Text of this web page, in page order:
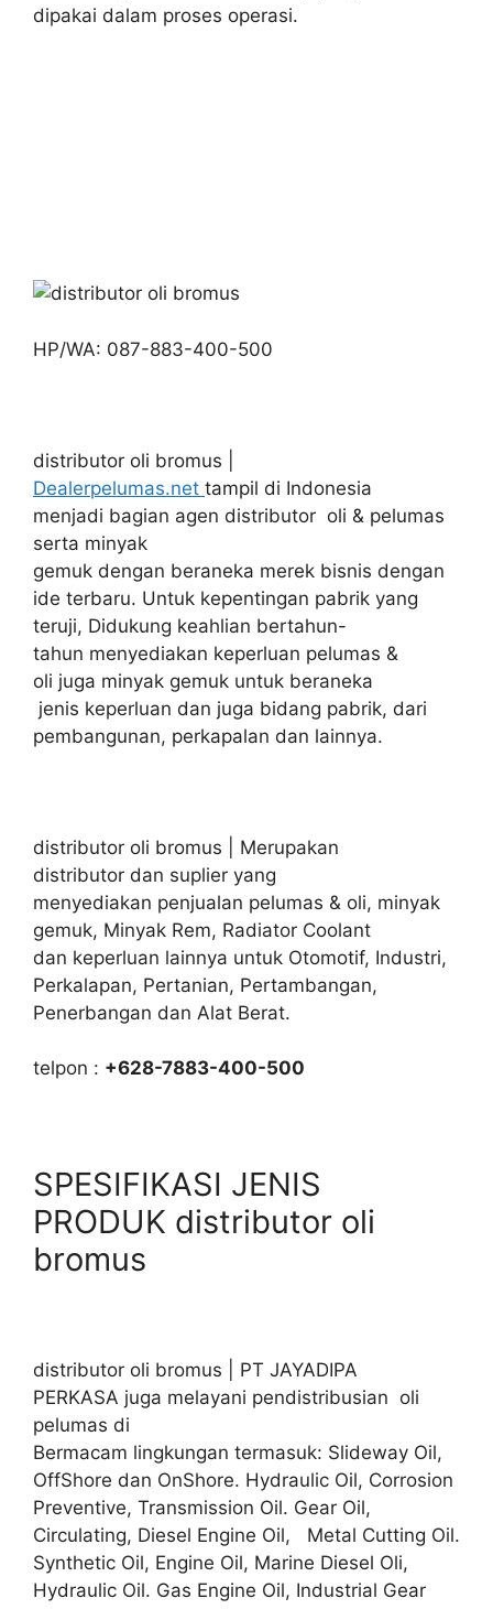
dipakai dalam proses operasi.
HP/WA: 087-883-400-500
distributor oli bromus |
Dealerpelumas.net tampil di Indonesia
menjadi bagian agen distributor oli & pelumas
serta minyak
gemuk dengan beraneka merek bisnis dengan
ide terbaru. Untuk kepentingan pabrik yang
teruji, Didukung keahlian bertahun-
tahun menyediakan keperluan pelumas &
oli juga minyak gemuk untuk beraneka
jenis keperluan dan juga bidang pabrik, dari
pembangunan, perkapalan dan lainnya.
distributor oli bromus | Merupakan
distributor dan suplier yang
menyediakan penjualan pelumas & oli, minyak
gemuk, Minyak Rem, Radiator Coolant
dan keperluan lainnya untuk Otomotif, Industri,
Perkalapan, Pertanian, Pertambangan,
Penerbangan dan Alat Berat.
telpon : +628-7883-400-500
SPESIFIKASI JENIS
PRODUK distributor oli
bromus
distributor oli bromus | PT JAYADIPA
PERKASA juga melayani pendistribusian oli
pelumas di
Bermacam lingkungan termasuk: Slideway Oil,
OffShore dan OnShore. Hydraulic Oil, Corrosion
Preventive, Transmission Oil. Gear Oil,
Circulating, Diesel Engine Oil, Metal Cutting Oil.
Synthetic Oil, Engine Oil, Marine Diesel Oli,
Hydraulic Oil. Gas Engine Oil, Industrial Gear